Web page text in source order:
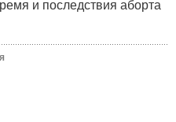
и последствия аборта